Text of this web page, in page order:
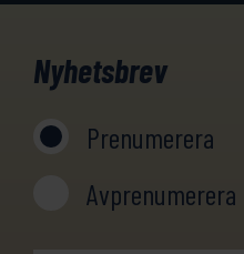
Nyhetsbrev
Prenumerera
Avprenumerera